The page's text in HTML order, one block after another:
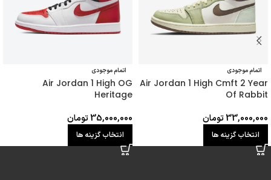
اتمام موجودی
Air Jordan 1 High Cmft 2 Year
Of Rabbit
33,000,000تومان
انتخاب گزینه ها
اتمام موجودی
Air Jordan 1 High OG
Heritage
35,000,000تومان
انتخاب گزینه ها